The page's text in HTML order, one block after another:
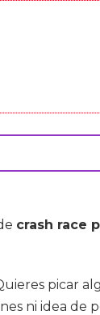
crash race
picar
ni idea